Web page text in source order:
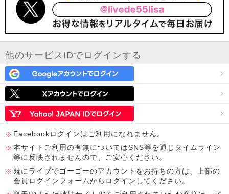
他のサービスIDでログインする
Facebookログインはご利用になれません。
本サイトご利用の有無についてはSNS等を通じタイムライン
等に反映されませんので、ご安心ください。
既にライブでゴーゴーのアカウントをお持ちの方は、上部の
会員ログインフォームからログインしてください。